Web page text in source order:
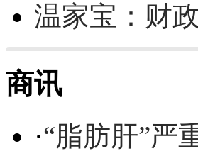
温家宝：财
商讯
·“脂肪肝”严